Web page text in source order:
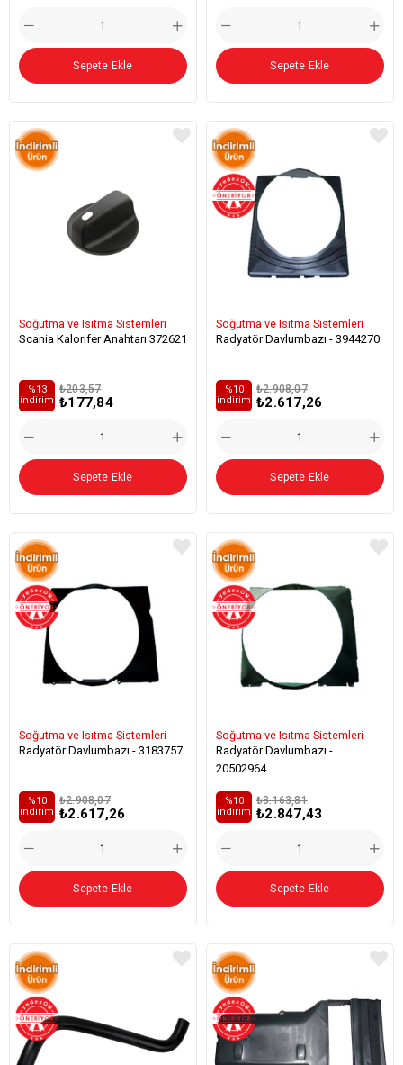
Sepete Ekle Sepete Ekle
Soğutma ve Isıtma Sistemleri
Scania Kalorifer Anahtarı 372621
₺177,84
₺203,57
%13
i̇ndirim
Sepete Ekle
Soğutma ve Isıtma Sistemleri
Radyatör Davlumbazı - 3944270
₺2.617,26
₺2.908,07
%10
i̇ndirim
Sepete Ekle
Soğutma ve Isıtma Sistemleri
Radyatör Davlumbazı - 3183757
₺2.617,26
₺2.908,07
%10
i̇ndirim
Sepete Ekle
Soğutma ve Isıtma Sistemleri
Radyatör Davlumbazı -
20502964
₺2.847,43
₺3.163,81
%10
i̇ndirim
Sepete Ekle